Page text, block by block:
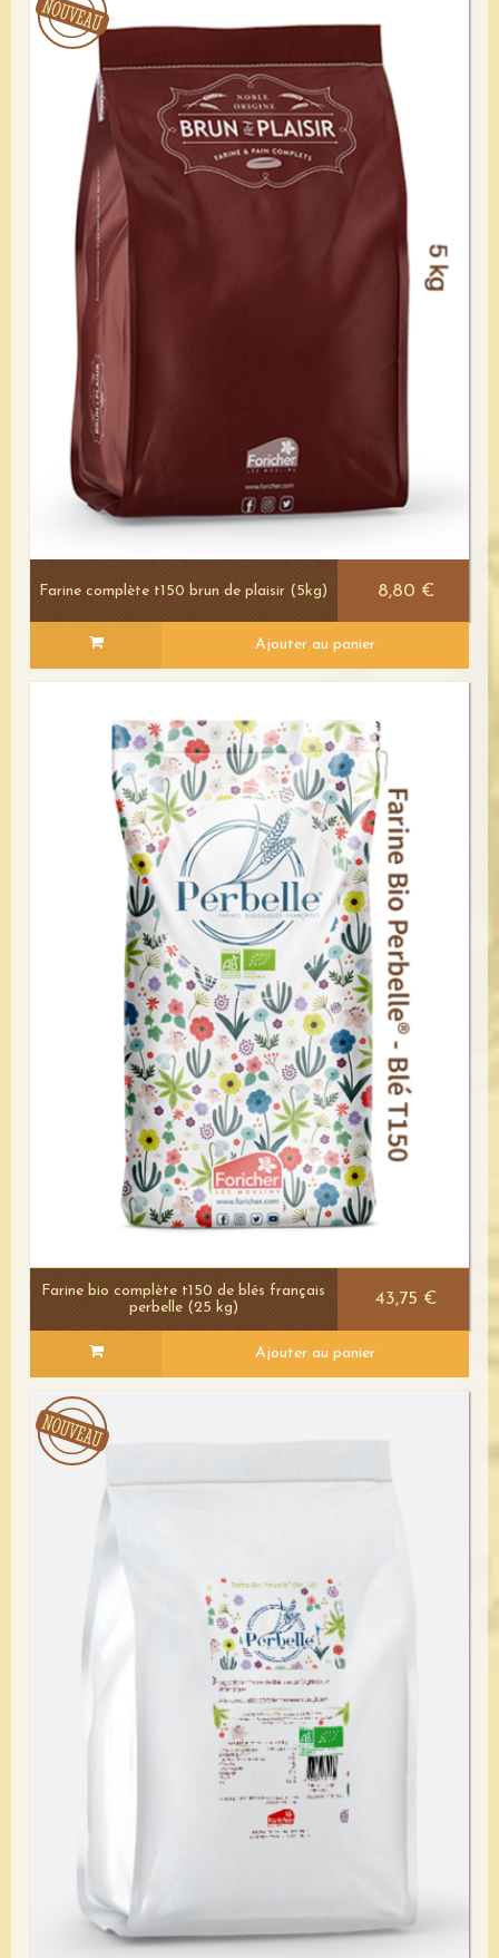
Voir le détail
Farine complète t150 brun de plaisir (5kg) 8,80 €
Ajouter au panier
Voir le détail
Farine bio complète t150 de blés français
perbelle (25 kg)
43,75 €
Ajouter au panier